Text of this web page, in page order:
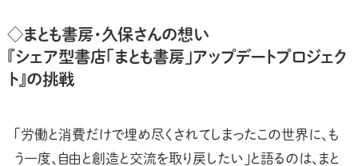
◇まとも書房・久保さんの想い
『シェア型書店「まとも書房」アップデートプロジェク
ト』の挑戦
「労働と消費だけで埋め尽くされてしまったこの世界に、も
う一度、自由と創造と交流を取り戻したい」と語るのは、まと